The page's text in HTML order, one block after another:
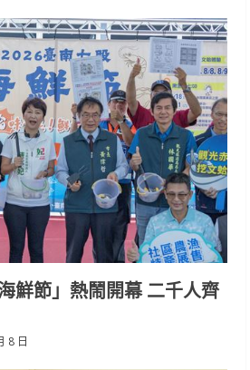
鮮節」熱鬧開幕 二千人齊
8 日